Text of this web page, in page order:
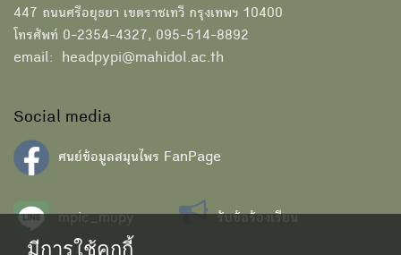
447 ถนนศรีอยุธยา เขตราชเทวี กรุงเทพฯ 10400
โทรศัพท์ 0-2354-4327, 095-514-8892
email: headpypi@mahidol.ac.th
Social media
ศนย์ข้อมูลสมุนไพร FanPage
mpic_mupy รับข้อร้องเรียน
มีการใช้คุกกี้